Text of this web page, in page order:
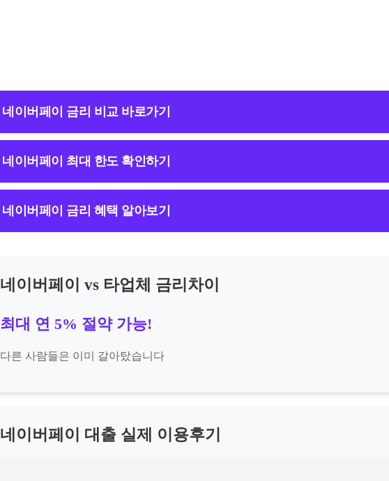
네이버페이 금리 비교 바로가기
네이버페이 최대 한도 확인하기
네이버페이 금리 혜택 알아보기
네이버페이 vs 타업체 금리차이
최대 연 5% 절약 가능!
다른 사람들은 이미 갈아탔습니다
네이버페이 대출 실제 이용후기